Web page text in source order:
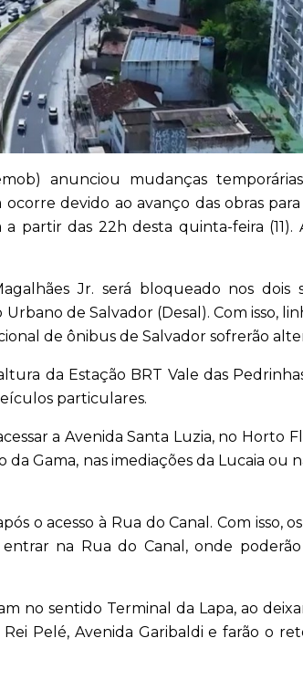
anunciou mudanças
devido ao avanço das obras
partir das 22h desta quinta-feira
Jr. será bloqueado nos dois
de Salvador (Desal). Com isso,
de ônibus de Salvador sofrerão
da Estação BRT Vale das
particulares.
a Avenida Santa Luzia, no Horto
Gama, nas imediações da Lucaia ou
o acesso à Rua do Canal. Com isso,
na Rua do Canal, onde
no sentido Terminal da Lapa, ao
Pelé, Avenida Garibaldi e farão o